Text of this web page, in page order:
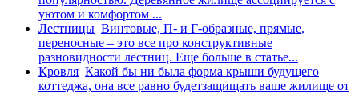
уютом и комфортом ...
Лестницы Винтовые, П- и Г-образные, прямые,
переносные – это все про конструктивные
разновидности лестниц. Еще больше в статье...
Кровля Какой бы ни была форма крыши будущего
коттеджа, она все равно будетзащищать ваше жилище от